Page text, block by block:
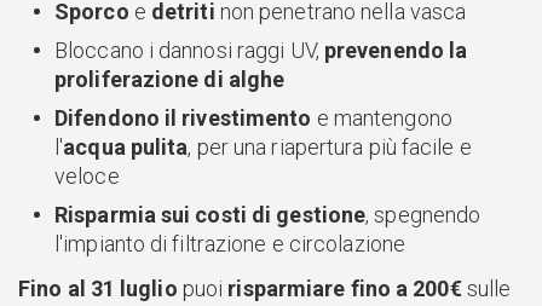
Sporco e detriti non penetrano nella vasca
Bloccano i dannosi raggi UV, prevenendo la
proliferazione di alghe
Difendono il rivestimento e mantengono
l'acqua pulita, per una riapertura più facile e
veloce
Risparmia sui costi di gestione, spegnendo
l'impianto di filtrazione e circolazione
Fino al 31 luglio puoi risparmiare fino a 200€sulle